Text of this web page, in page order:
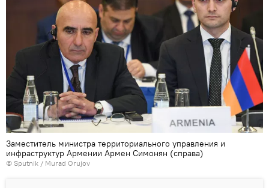
Заместитель министра территориального управления и
инфраструктур Армении Армен Симонян (справа)
© Sputnik / Murad Orujov